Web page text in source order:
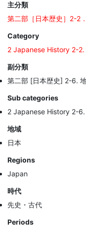
主分類
第二部［日本歴史］2-2
Category
2 Japanese History 2-
副分類
第二部 [日本歴史] 2-6.
Sub categories
2 Japanese History 2-
地域
日本
Regions
Japan
時代
先史・古代
Periods